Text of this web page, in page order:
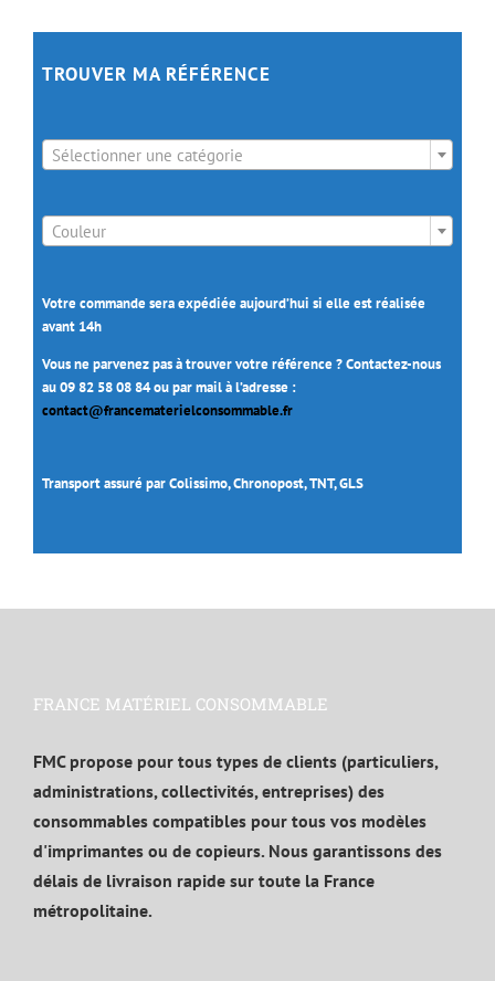
TROUVER MA RÉFÉRENCE
Sélectionner une catégorie
Couleur
Votre commande sera expédiée aujourd’hui si elle est réalisée
avant 14h
Vous ne parvenez pas à trouver votre référence ? Contactez-nous
au 09 82 58 08 84 ou par mail à l’adresse :
contact@francematerielconsommable.fr
Transport assuré par Colissimo, Chronopost, TNT, GLS
FRANCE MATÉRIEL CONSOMMABLE
FMC propose pour tous types de clients (particuliers,
administrations, collectivités, entreprises) des
consommables compatibles pour tous vos modèles
d'imprimantes ou de copieurs. Nous garantissons des
délais de livraison rapide sur toute la France
métropolitaine.